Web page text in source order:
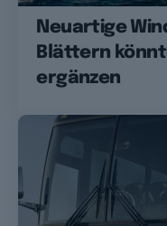
Neuartige
Blättern
ergänzen